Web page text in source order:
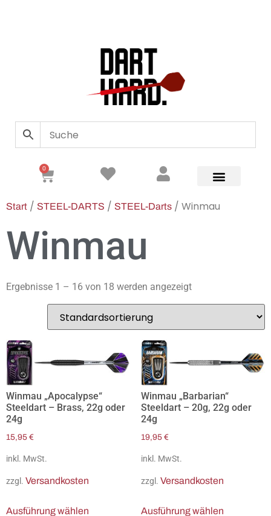
0
Start / STEEL-DARTS / STEEL-Darts / Winmau
Winmau
Ergebnisse 1 – 16 von 18 werden angezeigt
Winmau „Apocalypse“
Steeldart – Brass, 22g oder
24g
15,95 €
inkl. MwSt.
zzgl. Versandkosten
Ausführung wählen
Winmau „Barbarian“
Steeldart – 20g, 22g oder
24g
19,95 €
inkl. MwSt.
zzgl. Versandkosten
Ausführung wählen